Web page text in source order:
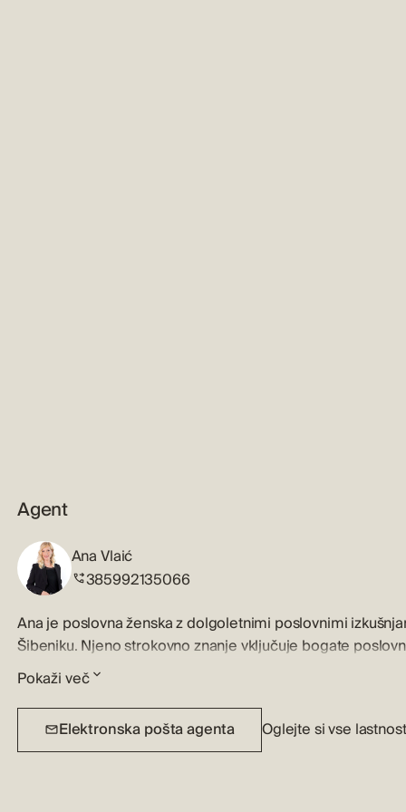
Agent
Ana Vlaić
385992135066
Ana je poslovna ženska z dolgoletnimi poslovnimi
Šibeniku. Njeno strokovno znanje vključuje bogate
poznavanje nepremičninskega trga. Ana je odlična
svojemu delu in strankam pristopa s potrpežljivostjo in
svojimi kreativnimi metodami izpostavlja bistvo in lepoto
tržnih priložnosti, pozornost do detajlov in zanesljivost
nepremičnino.
Pokaži več
Elektronska pošta agenta Oglejte si vse